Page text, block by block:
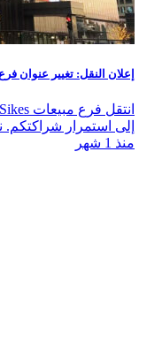
إعلان النقل: تغيير عنوان
إلى استمرار
منذ 1 شهر